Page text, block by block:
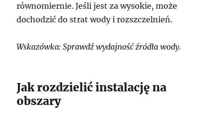
równomiernie. Jeśli jest za wysokie, może
dochodzić do strat wody i rozszczelnień.
Wskazówka: Sprawdź wydajność źródła wody.
Jak rozdzielić instalację na
obszary